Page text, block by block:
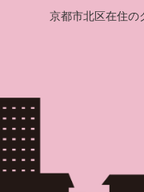
京都市北区在住の